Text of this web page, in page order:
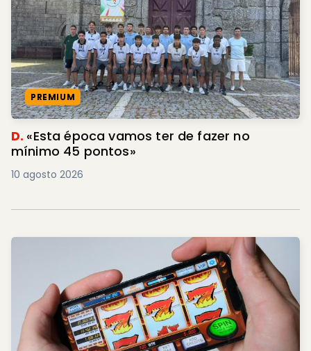
PREMIUM
D. «Esta época vamos ter de fazer no
mínimo 45 pontos»
10 agosto 2026